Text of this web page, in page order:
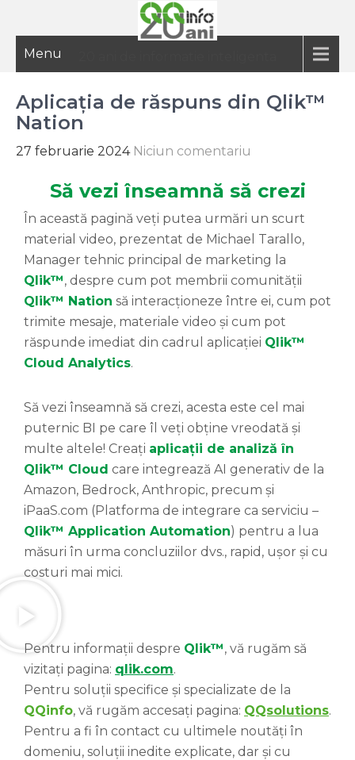
Menu
Aplicația de răspuns din Qlik™
Nation
27 februarie 2024 Niciun comentariu
Să vezi înseamnă să crezi
În această pagină veți putea urmări un scurt
material video, prezentat de Michael Tarallo,
Manager tehnic principal de marketing la
Qlik™, despre cum pot membrii comunității
Qlik™ Nation să interacționeze între ei, cum pot
trimite mesaje, materiale video și cum pot
răspunde imediat din cadrul aplicației Qlik™
Cloud Analytics.
Să vezi înseamnă să crezi, acesta este cel mai
puternic BI pe care îl veți obține vreodată și
multe altele! Creați aplicații de analiză în
Qlik™ Cloud care integrează AI generativ de la
Amazon, Bedrock, Anthropic, precum și
iPaaS.com (Platforma de integrare ca serviciu –
Qlik™ Application Automation) pentru a lua
măsuri în urma concluziilor dvs., rapid, ușor și cu
costuri mai mici.
Pentru informații despre Qlik™, vă rugăm să
vizitați pagina: qlik.com.
Pentru soluții specifice și specializate de la
QQinfo, vă rugăm accesați pagina: QQsolutions.
Pentru a fi în contact cu ultimele noutăți în
domeniu, soluții inedite explicate, dar și cu